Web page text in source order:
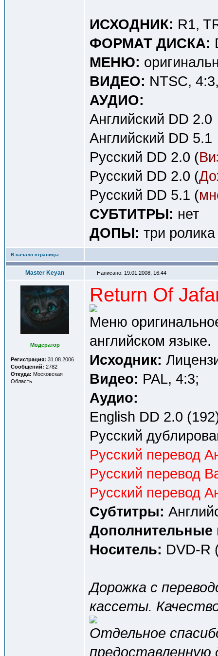
ИСХОДНИК: R1,
ФОРМАТ ДИСКА:
МЕНЮ:
ВИДЕО: NTSC,
АУДИО:
Английский DD 2.0
Английский DD 5.1
Русский DD 2.0 (
Русский DD 2.0 (
Русский DD 5.1 (
СУБТИТРЫ: нет
ДОПЫ: три
В начало страницы
Master Keyan Написано: 19.01.2008, 16:44
Модератор
Регистрация: 31.08.2006
Сообщений: 2782
Откуда: Московская
Область
Return Of
Меню
английском языке.
Исходник:
Видео: PAL, 4:3;
Аудио:
English DD 2.0
Русский
Русский перевод
Русский перевод
Русский перевод
Субтитры:
Дополнительные
Носитель: DVD-R
Дорожка c
кассеты.
Отдельное
предоставленную